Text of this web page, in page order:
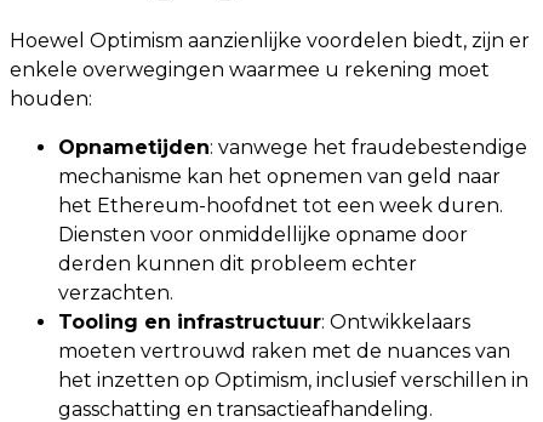
Hoewel Optimism aanzienlijke voordelen biedt, zijn er
enkele overwegingen waarmee u rekening moet
houden:
Opnametijden: vanwege het fraudebestendige
mechanisme kan het opnemen van geld naar
het Ethereum-hoofdnet tot een week duren.
Diensten voor onmiddellijke opname door
derden kunnen dit probleem echter
verzachten.
Tooling en infrastructuur: Ontwikkelaars
moeten vertrouwd raken met de nuances van
het inzetten op Optimism, inclusief verschillen in
gasschatting en transactieafhandeling.